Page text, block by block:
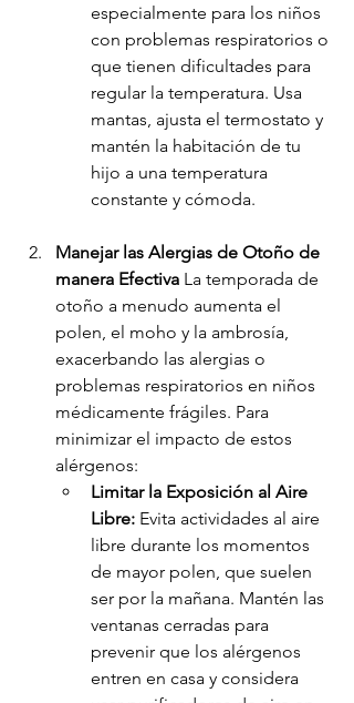
especialmente para los niños
con problemas respiratorios o
que tienen dificultades para
regular la temperatura. Usa
mantas, ajusta el termostato y
mantén la habitación de tu
hijo a una temperatura
constante y cómoda.
Manejar las Alergias de Otoño de
manera Efectiva La temporada de
otoño a menudo aumenta el
polen, el moho y la ambrosía,
exacerbando las alergias o
problemas respiratorios en niños
médicamente frágiles. Para
minimizar el impacto de estos
alérgenos:
Limitar la Exposición al Aire
Libre: Evita actividades al aire
libre durante los momentos
de mayor polen, que suelen
ser por la mañana. Mantén las
ventanas cerradas para
prevenir que los alérgenos
entren en casa y considera